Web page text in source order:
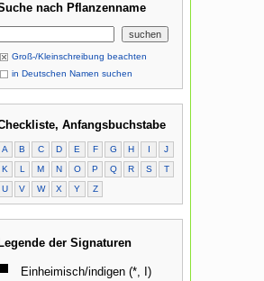
nach Pflanzenname
Groß-/Kleinschreibung beachten
in Deutschen Namen suchen
Anfangsbuchstabe
A B C D E F G H I
J
K
L M N O P Q R S
T
U
V W X Y Z
Legende der Signaturen
Einheimisch/indigen (*, I)